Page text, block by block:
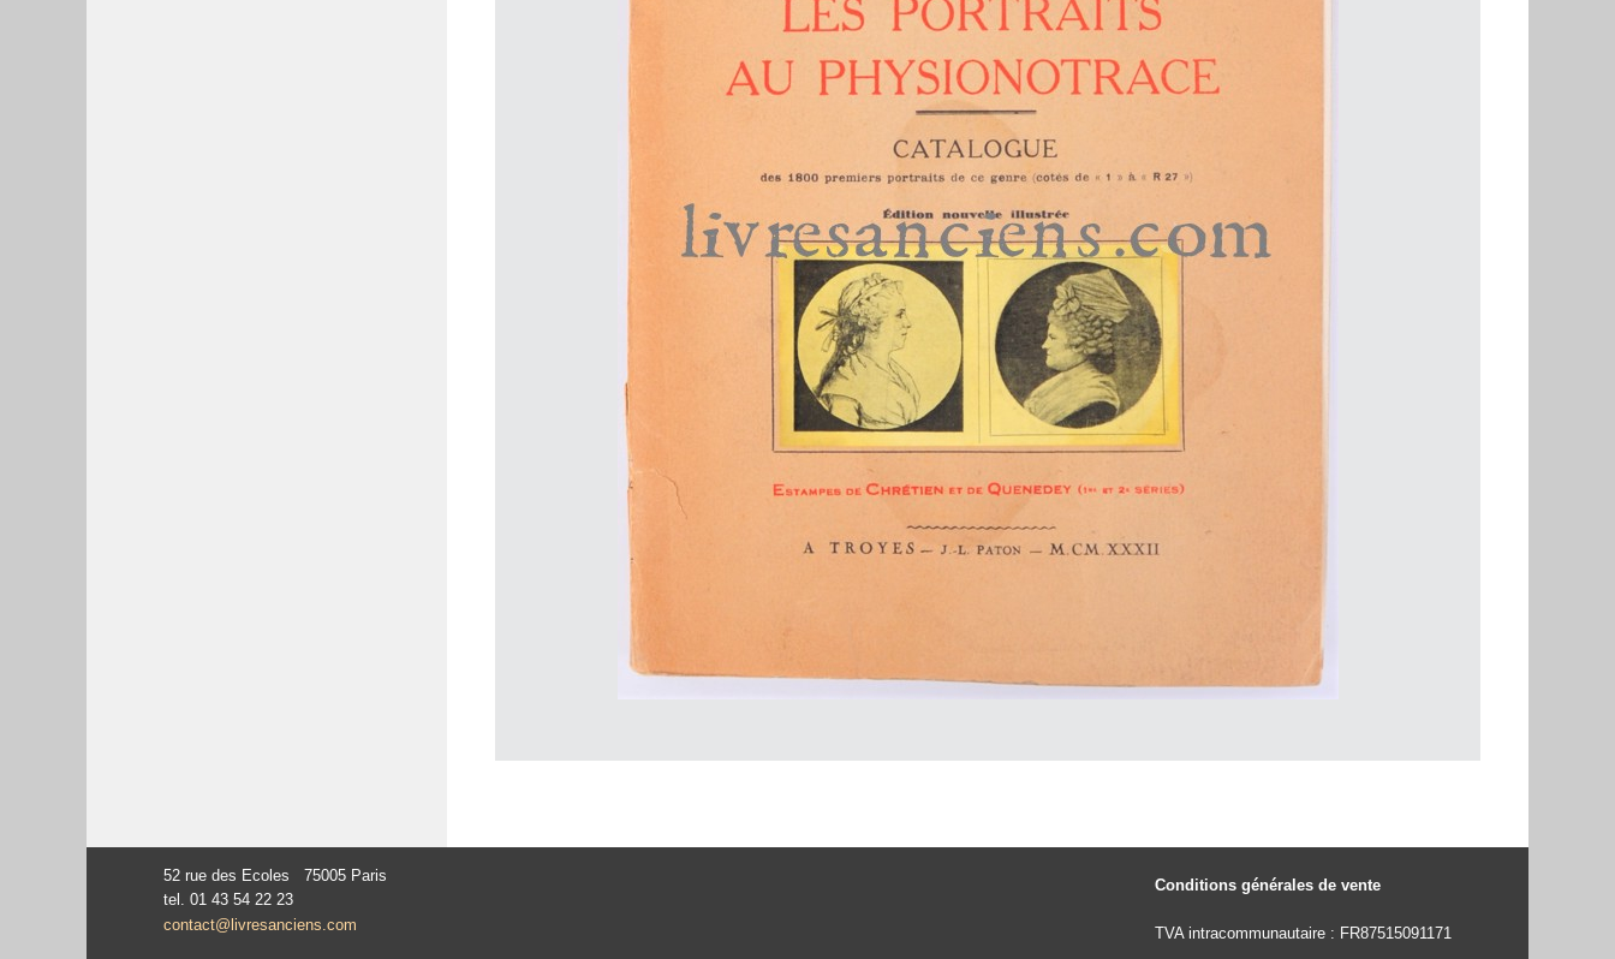
52 rue des Ecoles 75005 Paris
tel. 01 43 54 22 23
contact@livresanciens.com
Conditions générales de vente
TVA intracommunautaire : FR87515091171